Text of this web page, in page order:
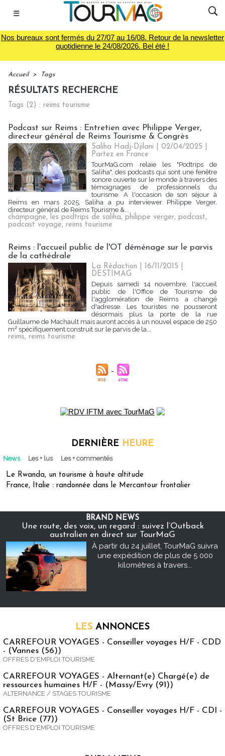
☰
Nos bureaux sont fermés du 27/07 au 16/08. Retour de la newsletter
quotidienne le 24/08/2026. Bel été !
Accueil > Tags
RÉSULTATS RECHERCHE
Tags (2) : reims tourisme
Podcast sur Reims : Entretien avec Philippe Verger,
directeur général de Reims Tourisme & Congrès
Saliha Hadj-Djilani | 02/04/2025
Partez en France
TourMaG.com relaie les "Podtrips de
Saliha", des podcasts qui sont une fenêtre
sonore ouverte sur le monde à travers des
témoignages de professionnels du
tourisme. A l'occasion de son séjour à
Reims en mars 2025, Saliha a pu interviewer Philippe Verger,
directeur général de Reims Tourisme &...
champagne, les podtrips de saliha, philippe verger, podcast,
podcast voyage, reims tourisme
Reims : l'accueil public de l'OT déménage sur le parvis
de la cathédrale
La Rédaction | 16/11/2015
DESTIMAG
Depuis samedi 14 novembre, l'accueil
public de l'Office de Tourisme de
l'agglomération de Reims a changé
d'adresse. Les touristes ne pousseront
désormais plus la porte de la rue
Guillaume de Machault mais auront accès à un nouvel espace de 250
m² spécifiquement construit sur le parvis de la...
reims, reims tourisme
DERNIÈRE HEURE
News Les + lus Les + commentés
Le Rwanda, un tourisme à haute altitude
France, Italie : randonnée dans le Mercantour frontalier
BRAND NEWS
Une route, des voix, un regard : suivez l’Outback
australien en direct sur TourMaG
À partir du 24 juillet, TourMaG suivra
une expédition de plus de 5 000
kilomètres à travers...
LES ANNONCES
CARREFOUR VOYAGES - Conseiller voyages H/F - CDD
- (Vannes (56))
OFFRES D'EMPLOI TOURISME
CARREFOUR VOYAGES - Alternant(e) Chargé(e) de
ressources humaines H/F - (Massy/Evry (91))
ALTERNANCE / STAGES TOURISME
CARREFOUR VOYAGES - Conseiller voyages H/F - CDI -
(St Brice (77))
OFFRES D'EMPLOI TOURISME